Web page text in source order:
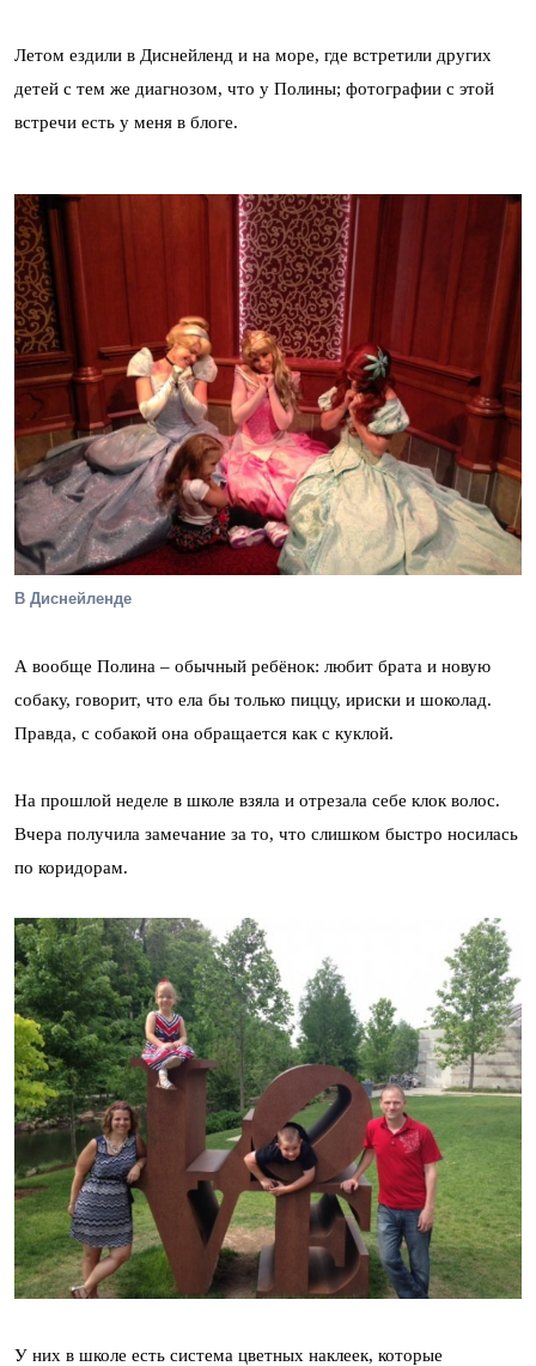
Летом ездили в Диснейленд и на море, где встретили других
детей с тем же диагнозом, что у Полины; фотографии с этой
встречи есть у меня в блоге.
В Диснейленде
А вообще Полина – обычный ребёнок: любит брата и новую
собаку, говорит, что ела бы только пиццу, ириски и шоколад.
Правда, с собакой она обращается как с куклой.
На прошлой неделе в школе взяла и отрезала себе клок волос.
Вчера получила замечание за то, что слишком быстро носилась
по коридорам.
У них в школе есть система цветных наклеек, которые